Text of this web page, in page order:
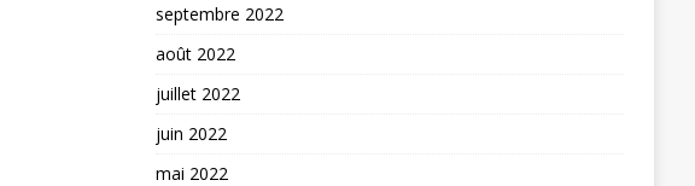
septembre 2022
août 2022
juillet 2022
juin 2022
mai 2022